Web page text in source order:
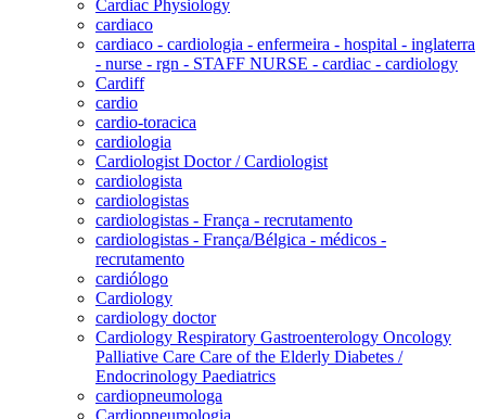
Cardiac Physiology
cardiaco
cardiaco - cardiologia - enfermeira - hospital - inglaterra
- nurse - rgn - STAFF NURSE - cardiac - cardiology
Cardiff
cardio
cardio-toracica
cardiologia
Cardiologist Doctor / Cardiologist
cardiologista
cardiologistas
cardiologistas - França - recrutamento
cardiologistas - França/Bélgica - médicos -
recrutamento
cardiólogo
Cardiology
cardiology doctor
Cardiology Respiratory Gastroenterology Oncology
Palliative Care Care of the Elderly Diabetes /
Endocrinology Paediatrics
cardiopneumologa
Cardiopneumologia